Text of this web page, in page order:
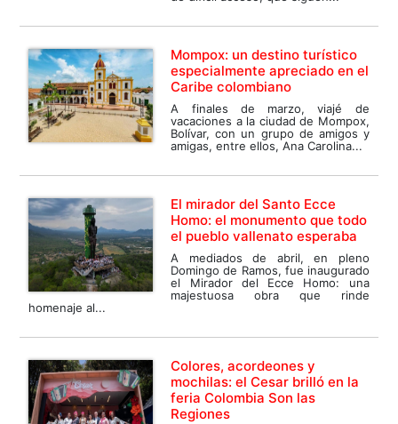
Mompox: un destino turístico
especialmente apreciado en el
Caribe colombiano
A finales de marzo, viajé de
vacaciones a la ciudad de Mompox,
Bolívar, con un grupo de amigos y
amigas, entre ellos, Ana Carolina...
El mirador del Santo Ecce
Homo: el monumento que todo
el pueblo vallenato esperaba
A mediados de abril, en pleno
Domingo de Ramos, fue inaugurado
el Mirador del Ecce Homo: una
majestuosa obra que rinde
homenaje al...
Colores, acordeones y
mochilas: el Cesar brilló en la
feria Colombia Son las
Regiones